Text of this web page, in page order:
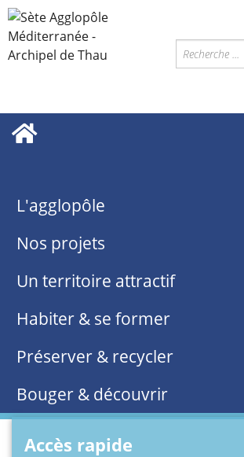
L'agglopôle
Nos projets
Un territoire attractif
Habiter & se former
Préserver & recycler
Bouger & découvrir
Accès rapide